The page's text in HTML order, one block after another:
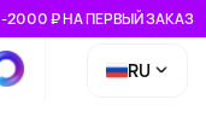
-2000 ₽ НА ПЕРВЫЙ ЗАКАЗ
RU